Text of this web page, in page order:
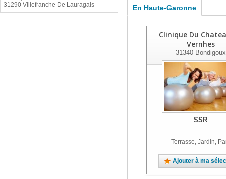
31290 Villefranche De Lauragais En Haute-Garonne
Clinique Du
Vernhes
31340Bondigoux
SSR
Terrasse, Jardin,
Ajouter à ma